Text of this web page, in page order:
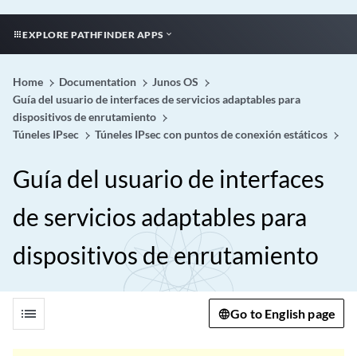
EXPLORE PATHFINDER APPS
Home Documentation
Junos OS
Guía del usuario de interfaces de servicios adaptables para
dispositivos de enrutamiento
Túneles IPsec
Túneles IPsec con puntos de conexión estáticos
Guía del usuario de interfaces
de servicios adaptables para
dispositivos de enrutamiento
list Go to English page